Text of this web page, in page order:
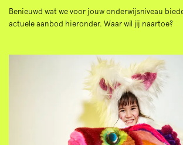
Benieuwd wat we voor jouw onderwijsniveau
actuele aanbod hieronder. Waar wil jij naartoe?